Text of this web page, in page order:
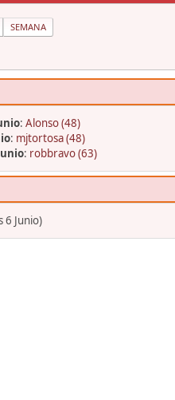
SEMANA
: Alonso (48)
: mjtortosa (48)
: robbravo (63)
6 Junio)